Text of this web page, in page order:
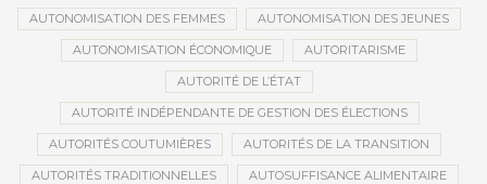
AUTONOMISATION DES FEMMES AUTONOMISATION DES JEUNES
AUTONOMISATION ÉCONOMIQUE AUTORITARISME
AUTORITÉ DE L’ÉTAT
AUTORITÉ INDÉPENDANTE DE GESTION DES ÉLECTIONS
AUTORITÉS COUTUMIÈRES AUTORITÉS DE LA TRANSITION
AUTORITÉS TRADITIONNELLES AUTOSUFFISANCE ALIMENTAIRE